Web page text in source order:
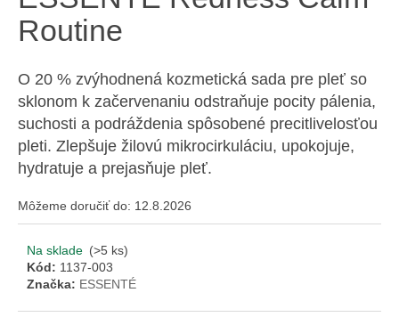
Routine
O 20 % zvýhodnená kozmetická sada pre pleť so
sklonom k začervenaniu odstraňuje pocity pálenia,
suchosti a podráždenia spôsobené precitlivelosťou
pleti. Zlepšuje žilovú mikrocirkuláciu, upokojuje,
hydratuje a prejasňuje pleť.
Môžeme doručiť do: 12.8.2026
Na sklade (>5 ks)
Kód: 1137-003
Značka: ESSENTÉ
á
j
s
ť
?
HĽADAŤ
O